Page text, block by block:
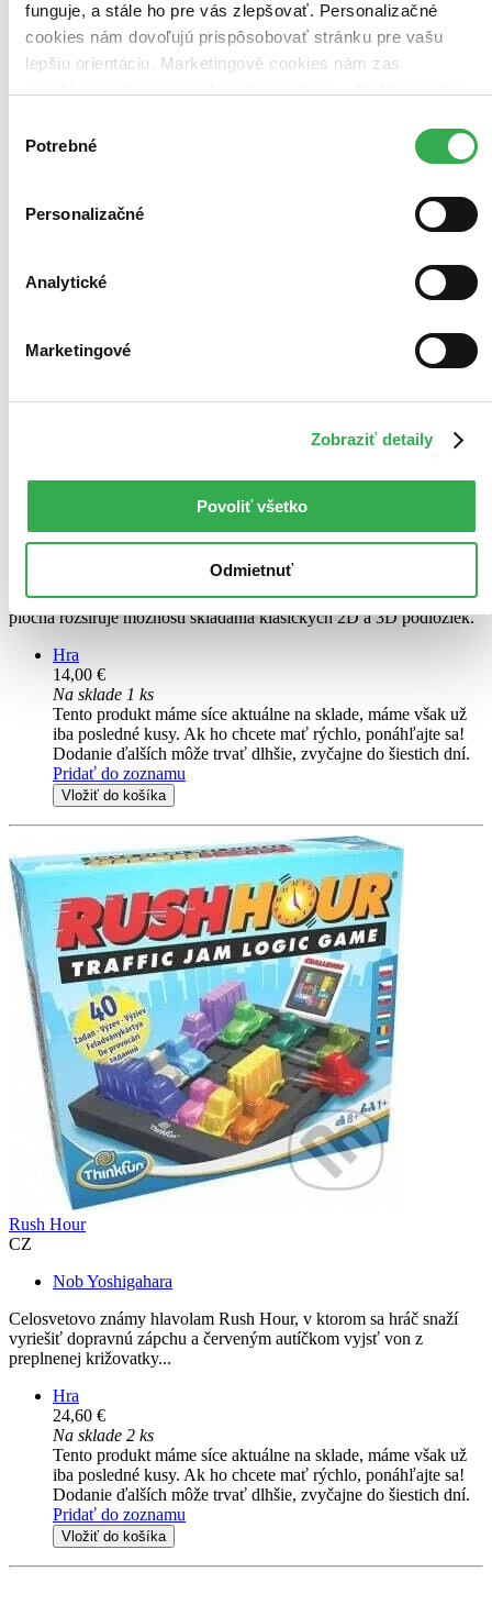
funguje, a stále ho pre vás zlepšovať. Personalizačné
cookies nám dovoľujú prispôsobovať stránku pre vašu
lepšiu orientáciu. Marketingové cookies nám zas
keby sme mohli používať všetky tieto cookies. Ďakujeme!
súhlasu
Potrebné
Personalizačné
Analytické
Marketingové
Zobraziť detaily
Povoliť všetko
Odmietnuť
IQ Puzzle Pro
Objavte 120 nových výziev v tomto hlavolame. Nová špeciálna 2D
plocha rozširuje možnosti skladania klasických 2D a 3D podložiek.
Hra
14,00 €
Na sklade 1 ks
Tento produkt máme síce aktuálne na sklade, máme však už
iba posledné kusy. Ak ho chcete mať rýchlo, ponáhľajte sa!
Dodanie ďalších môže trvať dlhšie, zvyčajne do šiestich dní.
Pridať do zoznamu
Vložiť do košíka
Rush Hour
CZ
Nob Yoshigahara
Celosvetovo známy hlavolam Rush Hour, v ktorom sa hráč snaží
vyriešiť dopravnú zápchu a červeným autíčkom vyjsť von z
preplnenej križovatky...
Hra
24,60 €
Na sklade 2 ks
Tento produkt máme síce aktuálne na sklade, máme však už
iba posledné kusy. Ak ho chcete mať rýchlo, ponáhľajte sa!
Dodanie ďalších môže trvať dlhšie, zvyčajne do šiestich dní.
Pridať do zoznamu
Vložiť do košíka